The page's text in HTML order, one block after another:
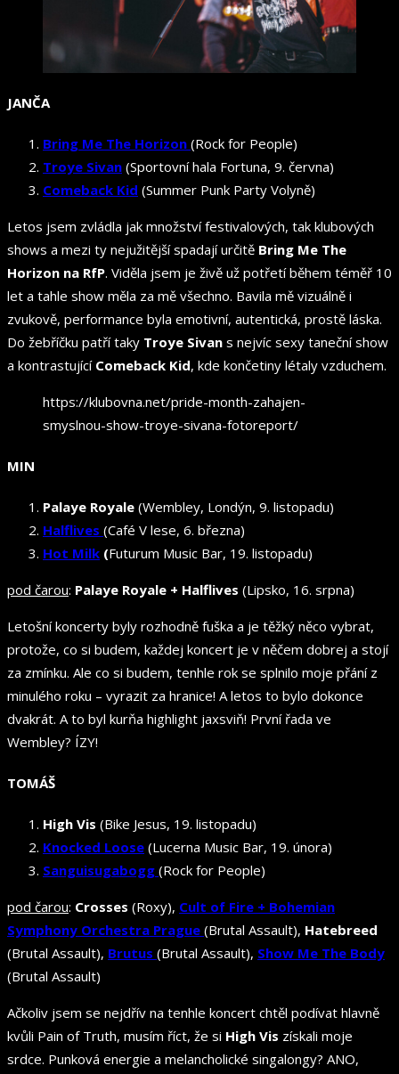
JANČA
Bring Me The Horizon (Rock for People)
Troye Sivan (Sportovní hala Fortuna, 9. června)
Comeback Kid (Summer Punk Party Volyně)
Letos jsem zvládla jak množství festivalových, tak klubových
shows a mezi ty nejužitější spadají určitě Bring Me The
Horizon na RfP. Viděla jsem je živě už potřetí během téměř 10
let a tahle show měla za mě všechno. Bavila mě vizuálně i
zvukově, performance byla emotivní, autentická, prostě láska.
Do žebříčku patří taky Troye Sivan s nejvíc sexy taneční show
a kontrastující Comeback Kid, kde končetiny létaly vzduchem.
https://klubovna.net/pride-month-zahajen-
smyslnou-show-troye-sivana-fotoreport/
MIN
Palaye Royale (Wembley, Londýn, 9. listopadu)
Halflives (Café V lese, 6. března)
Hot Milk (Futurum Music Bar, 19. listopadu)
pod čarou: Palaye Royale + Halflives (Lipsko, 16. srpna)
Letošní koncerty byly rozhodně fuška a je těžký něco vybrat,
protože, co si budem, každej koncert je v něčem dobrej a stojí
za zmínku. Ale co si budem, tenhle rok se splnilo moje přání z
minulého roku – vyrazit za hranice! A letos to bylo dokonce
dvakrát. A to byl kurňa highlight jaxsviň! První řada ve
Wembley? ÍZY!
TOMÁŠ
High Vis (Bike Jesus, 19. listopadu)
Knocked Loose (Lucerna Music Bar, 19. února)
Sanguisugabogg (Rock for People)
pod čarou: Crosses (Roxy), Cult of Fire + Bohemian
Symphony Orchestra Prague (Brutal Assault), Hatebreed
(Brutal Assault), Brutus (Brutal Assault), Show Me The Body
(Brutal Assault)
Ačkoliv jsem se nejdřív na tenhle koncert chtěl podívat hlavně
kvůli Pain of Truth, musím říct, že si High Vis získali moje
srdce. Punková energie a melancholické singalongy? ANO,